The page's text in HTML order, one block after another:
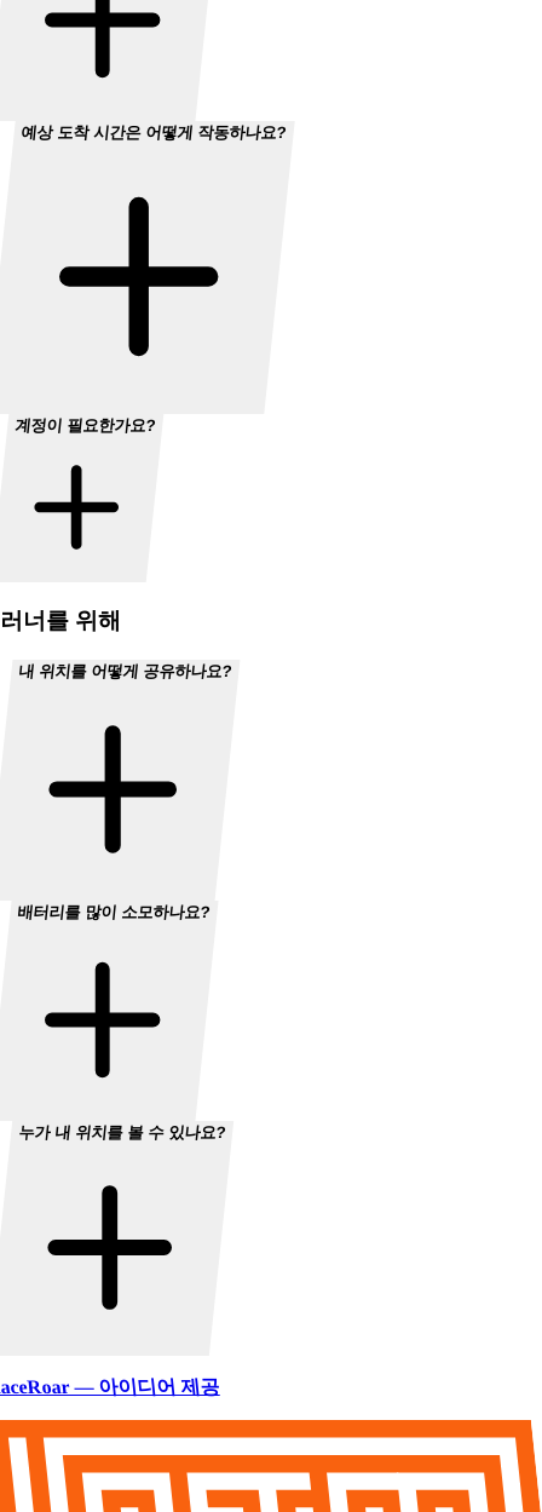
예상 도착 시간은 어떻게 작동하나요?
계정이 필요한가요?
러너를 위해
내 위치를 어떻게 공유하나요?
배터리를 많이 소모하나요?
누가 내 위치를 볼 수 있나요?
— 아이디어 제공